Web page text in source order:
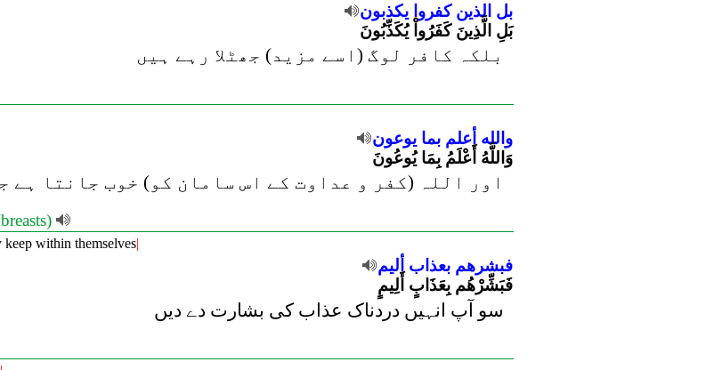
بل الذين كفروا يكذبون
بَلِ الَّذِينَ كَفَرُواْ يُكَذِّبُونَ
بلکہ کافر لوگ (اسے مزید) جھٹلا رہے ہیں
والله أعلم بما يوعون
وَاللَّهُ أَعْلَمُ بِمَا يُوعُونَ
اور اللہ (کفر و عداوت کے اس سامان کو) خوب جانتا ہے
keep within themselves|
فبشرهم بعذاب أليم
فَبَشِّرْهُم بِعَذَابٍ أَلِيمٍ
سو آپ انہیں دردناک عذاب کی بشارت دے دیں